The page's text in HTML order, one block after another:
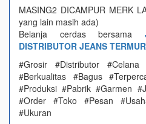
MASING2 DICAMPUR MERK
yang lain masih ada)
Belanja cerdas bersama
DISTRIBUTOR JEANS
#Grosir #Distributor
#Berkualitas #Bagus
#Produksi #Pabrik #Garmen
#Order #Toko #Pesan
#Ukuran